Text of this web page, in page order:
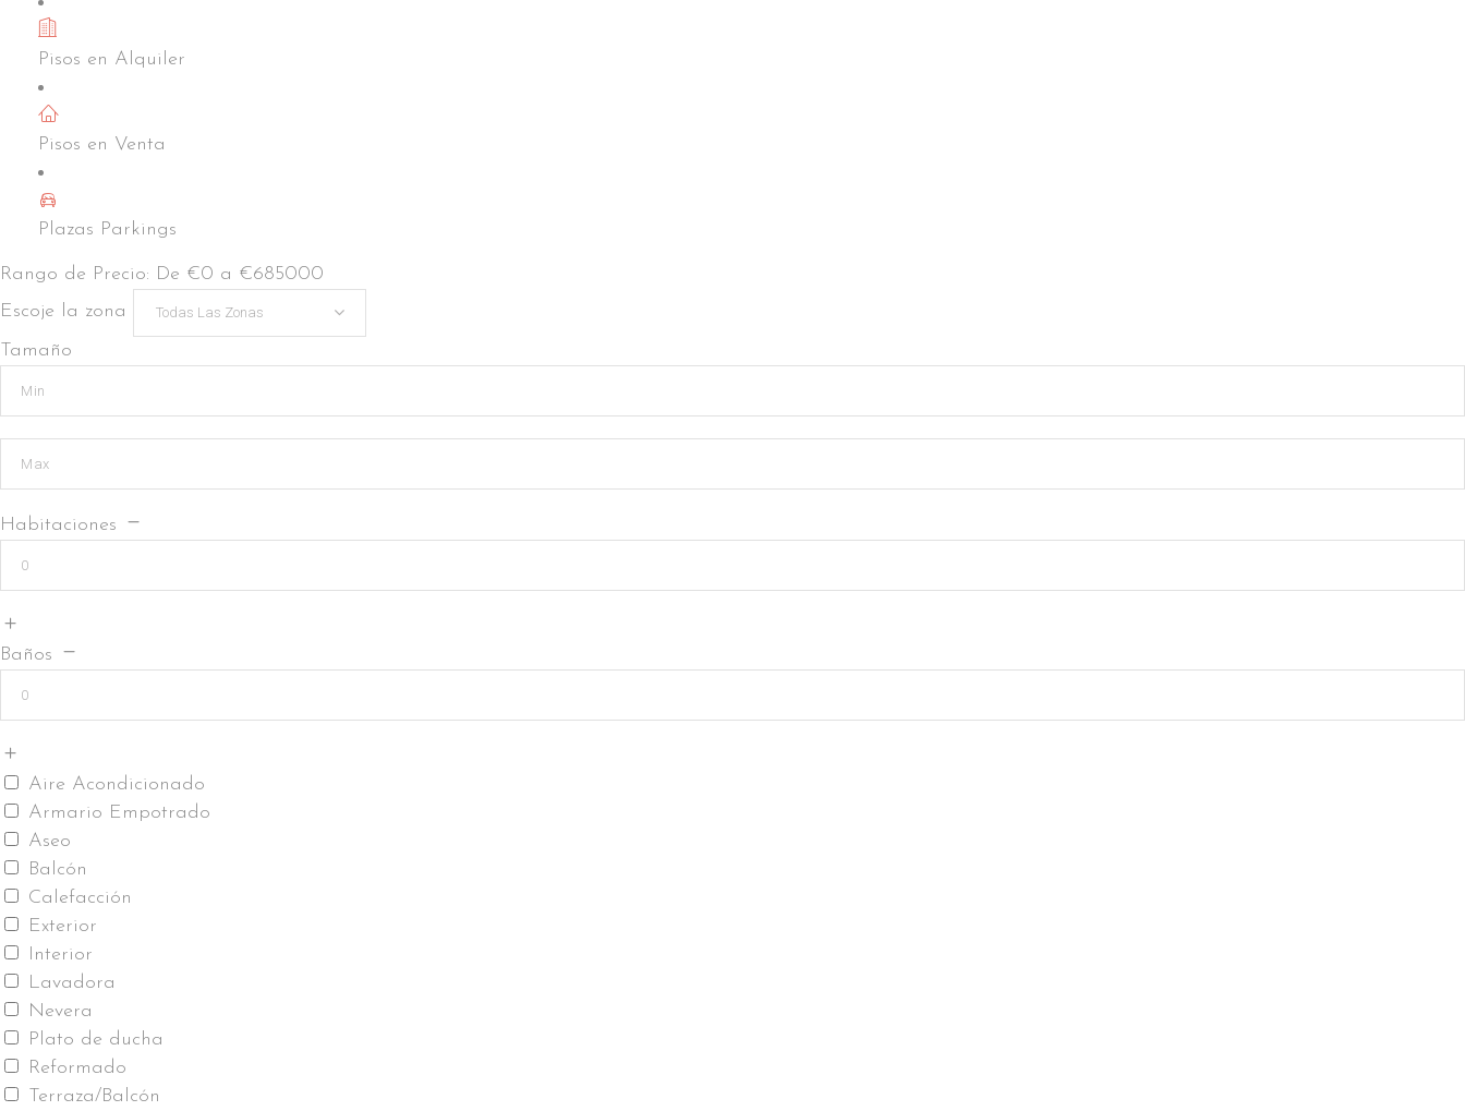
Pisos en Alquiler
Pisos en Venta
Plazas Parkings
Rango de Precio: De €0 a €685000
Escoje la zona
Todas Las Zonas
Tamaño
Habitaciones
Baños
Aire Acondicionado
Armario Empotrado
Aseo
Balcón
Calefacción
Exterior
Interior
Lavadora
Nevera
Plato de ducha
Reformado
Terraza/Balcón